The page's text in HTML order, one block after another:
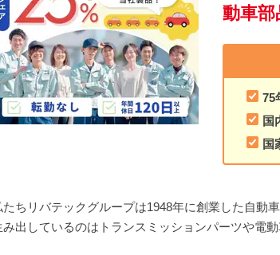
動車部
75
国
国
たちリバテックグループは1948年に創業した自動
み出しているのはトランスミッションパーツや電